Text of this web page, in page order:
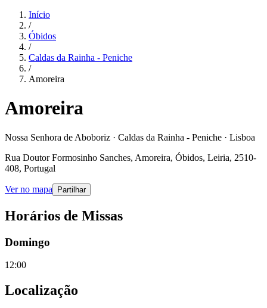
Início
/
Óbidos
/
Caldas da Rainha - Peniche
/
Amoreira
Amoreira
Nossa Senhora de Aboboriz · Caldas da Rainha - Peniche · Lisboa
Rua Doutor Formosinho Sanches, Amoreira, Óbidos, Leiria, 2510-
408, Portugal
Ver no mapa Partilhar
Horários de Missas
Domingo
12:00
Localização